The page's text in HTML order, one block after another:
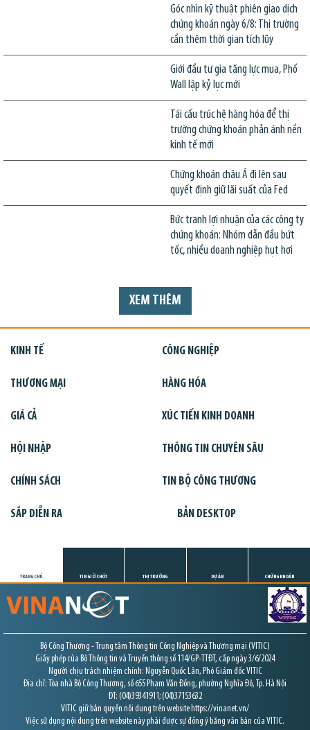
Góc nhìn kỹ thuật phiên giao dịch
chứng khoán ngày 6/8: Thị trường
cần thêm thời gian tích lũy
Giới đầu tư gia tăng lực mua, Phố
Wall lập kỷ lục mới
Tái cấu trúc hệ hàng hóa để thị
trường chứng khoán phản ánh nền
kinh tế mới
Chứng khoán châu Á đi lên sau
quyết định giữ lãi suất của Fed
Bức tranh lợi nhuận của các công ty
chứng khoán: Nhóm dẫn đầu bứt
tốc, nhiều doanh nghiệp hụt hơi
XEM THÊM
KINH TẾ CÔNG NGHIỆP
THƯƠNG MẠI HÀNG HÓA
GIÁ CẢ XÚC TIẾN KINH DOANH
HỘI NHẬP THÔNG TIN CHUYÊN SÂU
CHÍNH SÁCH TIN BỘ CÔNG THƯƠNG
SẮP DIỄN RA BẢN DESKTOP
TRANG CHỦ TIN GIỜ CHÓT THỊ TRƯỜNG DỰ ÁN CHỨNG KHOÁN
Bộ Công Thương - Trung tâm Thông tin Công Nghiệp và Thương mại (VITIC)
Giấy phép của Bộ Thông tin và Truyền thông số 114/GP-TTĐT, cấp ngày 3/6/2024
Người chịu trách nhiệm chính: Nguyễn Quốc Lân, Phó Giám đốc VITIC
Địa chỉ: Tòa nhà Bộ Công Thương, số 655 Phạm Văn Đồng, phường Nghĩa Đô, Tp. Hà Nội
ĐT: (04)39341911; (04)37153632
VITIC giữ bản quyền nội dung trên website https://vinanet.vn/
Việc sử dụng nội dung trên website này phải được sự đồng ý bằng văn bản của VITIC.